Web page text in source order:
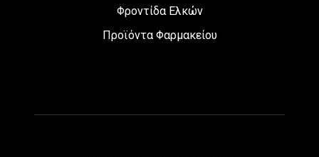
Φροντίδα Ελκών
Προϊόντα Φαρμακείου